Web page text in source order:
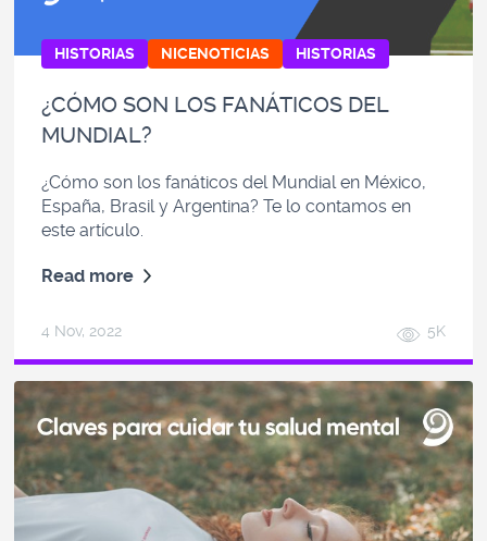
HISTORIAS NICENOTICIAS HISTORIAS
¿CÓMO SON LOS FANÁTICOS DEL
MUNDIAL?
¿Cómo son los fanáticos del Mundial en México,
España, Brasil y Argentina? Te lo contamos en
este artículo.
Read more
4 Nov, 2022 5K